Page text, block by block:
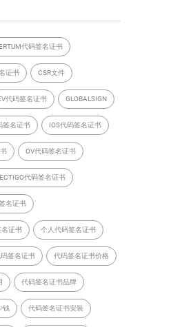
代码签名证书
证书 CSR文件
代码签名证书 GLOBALSIGN
签名证书 IOS代码签名证书
OV代码签名证书
代码签名证书
名证书
名证书 个人代码签名证书
签名证书 代码签名证书价格
代码签名证书品牌
钱 代码签名证书安装